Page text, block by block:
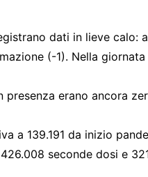
dati in lieve calo:
(-1). Nella
erano ancora
a 139.191 da inizio
seconde dosi e